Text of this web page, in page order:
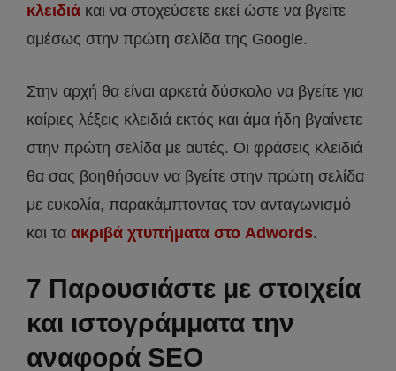
κλειδιά και να στοχεύσετε εκεί ώστε να βγείτε
αμέσως στην πρώτη σελίδα της Google.
Στην αρχή θα είναι αρκετά δύσκολο να βγείτε για
καίριες λέξεις κλειδιά εκτός και άμα ήδη βγαίνετε
στην πρώτη σελίδα με αυτές. Οι φράσεις κλειδιά
θα σας βοηθήσουν να βγείτε στην πρώτη σελίδα
με ευκολία, παρακάμπτοντας τον ανταγωνισμό
και τα ακριβά χτυπήματα στο Adwords.
7 Παρουσιάστε με στοιχεία
και ιστογράμματα την
αναφορά SEO